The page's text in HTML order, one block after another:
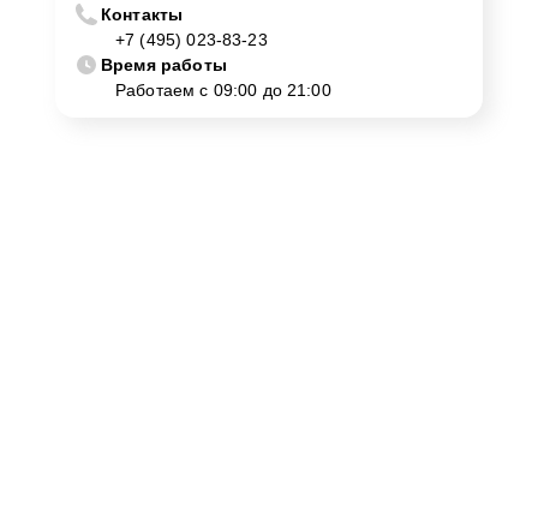
Контакты
+7 (495) 023-83-23
Время работы
Работаем с 09:00 до 21:00